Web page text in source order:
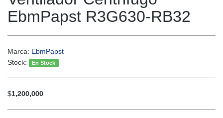
EbmPapst R3G630-RB32
Marca: EbmPapst
Stock:
En Stock
$1,200,000